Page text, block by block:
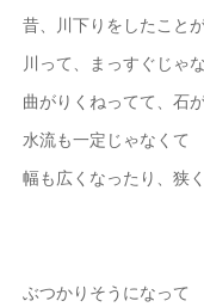
昔、川下りをしたことが
川って、まっすぐじゃな
曲がりくねってて、石
水流も一定じゃなくて
幅も広くなったり、狭
ぶつかりそうになって